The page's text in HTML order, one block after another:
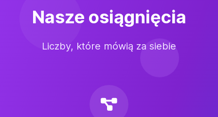
Nasze osiągnięcia
Liczby, które mówią za siebie